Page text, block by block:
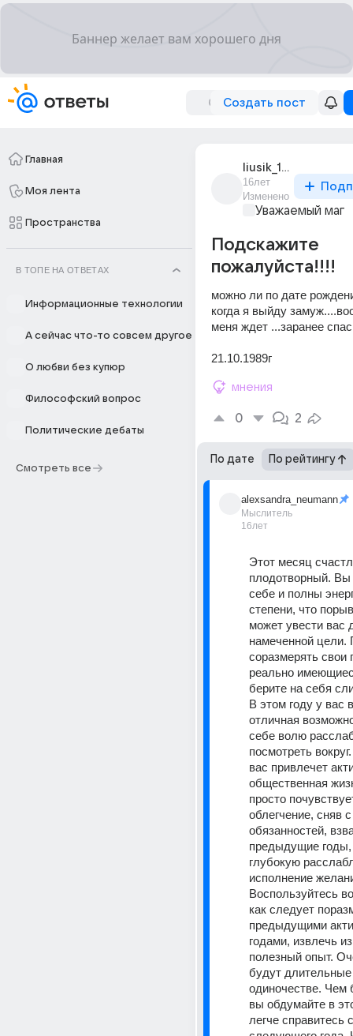
Создать пост
Главная
Моя лента
Пространства
В ТОПЕ НА ОТВЕТАХ
Информационные технологии
А сейчас что-то совсем другое
О любви без купюр
Философский вопрос
Политические дебаты
Смотреть все
liusik_186
16лет
Изменено
Уважаемый маг
Подскажите
пожалуйста!!!!
можно ли по дате
когда я выйду
меня ждет ...заранее
21.10.1989г
мнения
0 2
По дате По рейтингу
alexsandra_neumann
Мыслитель
16лет
Этот месяц
плодотворный.
себе и полны
степени, что
может увести вас
намеченной цели.
соразмерять свои
реально
берите на себя
В этом году у вас
отличная
себе волю
посмотреть
вас привлечет
общественная
просто
облегчение, сняв
обязанностей,
предыдущие
глубокую
исполнение
Воспользуйтесь
как следует
предыдущими
годами, извлечь
полезный опыт.
будут длительные
одиночестве. Чем
вы обдумайте в
легче справитесь